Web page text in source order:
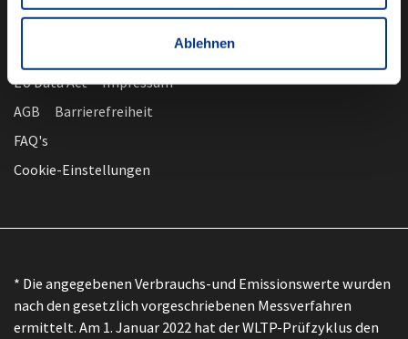
Ablehnen
EU Data Act
Impressum
AGB
Barrierefreiheit
FAQ's
Cookie-Einstellungen
* Die angegebenen Verbrauchs-und Emissionswerte wurden
nach den gesetzlich vorgeschriebenen Messverfahren
ermittelt. Am 1. Januar 2022 hat der WLTP-Prüfzyklus den